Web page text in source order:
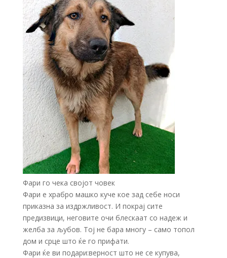
Фари го чека својот човек
Фари е храбро машко куче кое зад себе носи
приказна за издржливост. И покрај сите
предизвици, неговите очи блескаат со надеж и
желба за љубов. Тој не бара многу – само топол
дом и срце што ќе го прифати.
Фари ќе ви подари:верност што не се купува,